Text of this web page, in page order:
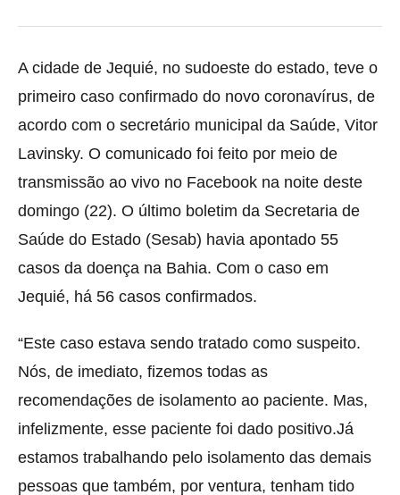
A cidade de Jequié, no sudoeste do estado, teve o
primeiro caso confirmado do novo coronavírus, de
acordo com o secretário municipal da Saúde, Vitor
Lavinsky. O comunicado foi feito por meio de
transmissão ao vivo no Facebook na noite deste
domingo (22). O último boletim da Secretaria de
Saúde do Estado (Sesab) havia apontado 55
casos da doença na Bahia. Com o caso em
Jequié, há 56 casos confirmados.
“Este caso estava sendo tratado como suspeito.
Nós, de imediato, fizemos todas as
recomendações de isolamento ao paciente. Mas,
infelizmente, esse paciente foi dado positivo.Já
estamos trabalhando pelo isolamento das demais
pessoas que também, por ventura, tenham tido